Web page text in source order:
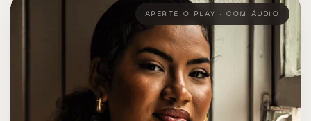
APERTE O PLAY · COM ÁUDIO